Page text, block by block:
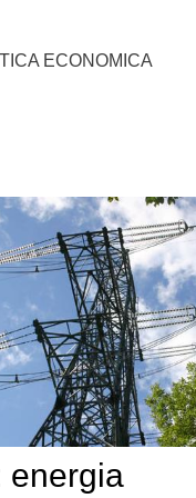
ECONOMICA
energia